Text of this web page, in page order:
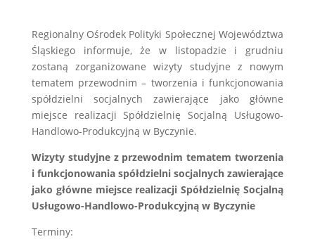
Regionalny Ośrodek Polityki Społecznej Województwa
Śląskiego informuje, że w listopadzie i grudniu
zostaną zorganizowane wizyty studyjne z nowym
tematem przewodnim – tworzenia i funkcjonowania
spółdzielni socjalnych zawierające jako główne
miejsce realizacji Spółdzielnię Socjalną Usługowo-
Handlowo-Produkcyjną w Byczynie.
Wizyty studyjne z przewodnim tematem tworzenia
i funkcjonowania spółdzielni socjalnych zawierające
jako główne miejsce realizacji Spółdzielnię Socjalną
Usługowo-Handlowo-Produkcyjną w Byczynie
Terminy: